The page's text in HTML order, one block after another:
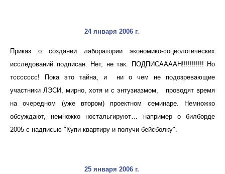
24 января 2006 г.
Приказ о создании лаборатории экономико-социологических
исследований подписан. Нет, не так. ПОДПИСААААН!!!!!!!!!!! Но
тссссссс! Пока это тайна, и ни о чем не подозревающие
участники ЛЭСИ, мирно, хотя и с энтузиазмом, проводят время
на очередном (уже втором) проектном семинаре. Немножко
обсуждают, немножко ностальгируют… например о билборде
2005 с надписью "Купи квартиру и получи бейсболку".
25 января 2006 г.